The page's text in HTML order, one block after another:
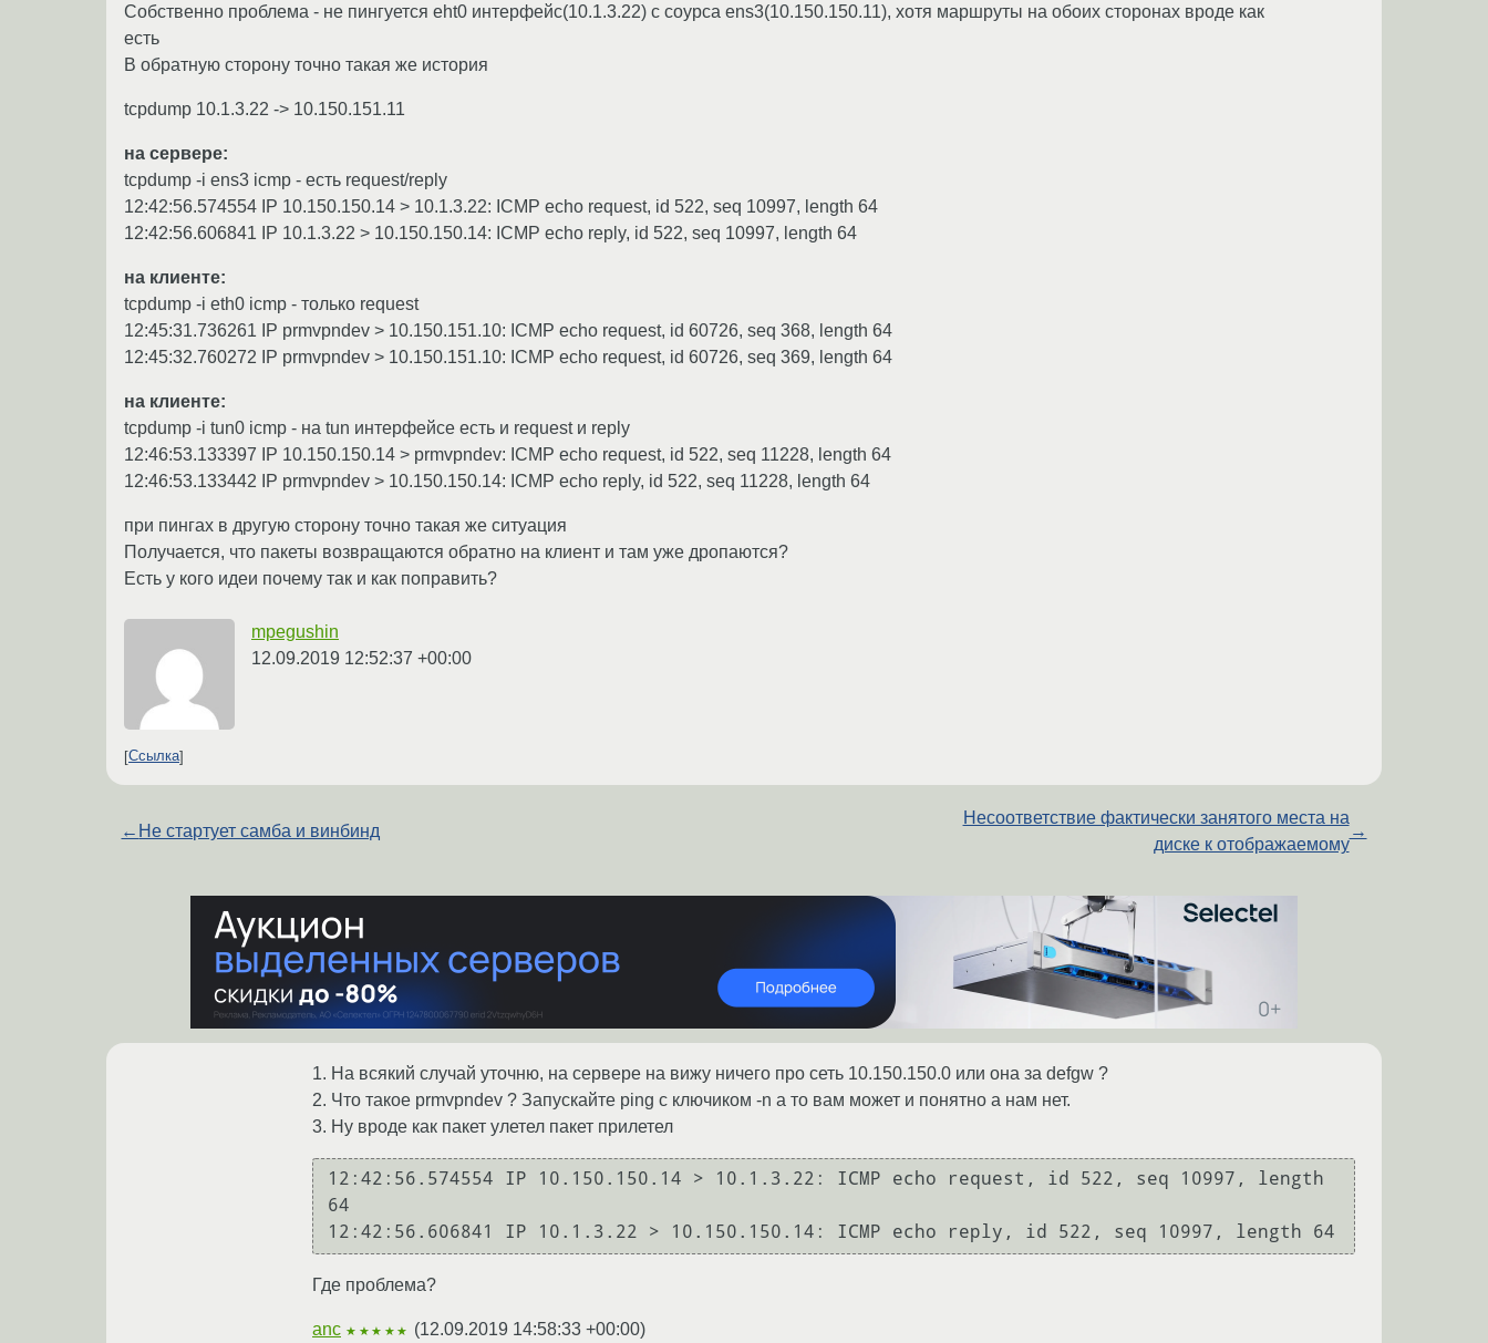
Собственно проблема - не пингуется eht0 интерфейс(10.1.3.22) с соурса ens3(10.150.150.11), хотя маршруты на обоих сторонах вроде как
есть
В обратную сторону точно такая же история
tcpdump 10.1.3.22 -> 10.150.151.11
на сервере:
tcpdump -i ens3 icmp - есть request/reply
12:42:56.574554 IP 10.150.150.14 > 10.1.3.22: ICMP echo request, id 522, seq 10997, length 64
12:42:56.606841 IP 10.1.3.22 > 10.150.150.14: ICMP echo reply, id 522, seq 10997, length 64
на клиенте:
tcpdump -i eth0 icmp - только request
12:45:31.736261 IP prmvpndev > 10.150.151.10: ICMP echo request, id 60726, seq 368, length 64
12:45:32.760272 IP prmvpndev > 10.150.151.10: ICMP echo request, id 60726, seq 369, length 64
на клиенте:
tcpdump -i tun0 icmp - на tun интерфейсе есть и request и reply
12:46:53.133397 IP 10.150.150.14 > prmvpndev: ICMP echo request, id 522, seq 11228, length 64
12:46:53.133442 IP prmvpndev > 10.150.150.14: ICMP echo reply, id 522, seq 11228, length 64
при пингах в другую сторону точно такая же ситуация
Получается, что пакеты возвращаются обратно на клиент и там уже дропаются?
Есть у кого идеи почему так и как поправить?
mpegushin
12.09.2019 12:52:37 +00:00
Ссылка
← Не стартует самба и винбинд
Несоответствие фактически занятого места на
диске к отображаемому
→
1. На всякий случай уточню, на сервере на вижу ничего про сеть 10.150.150.0 или она за defgw ?
2. Что такое prmvpndev ? Запускайте ping с ключиком -n а то вам может и понятно а нам нет.
3. Ну вроде как пакет улетел пакет прилетел
12:42:56.574554 IP 10.150.150.14 > 10.1.3.22: ICMP echo request, id 522, seq 10997, length
64
12:42:56.606841 IP 10.1.3.22 > 10.150.150.14: ICMP echo reply, id 522, seq 10997, length 64
Где проблема?
anc ★★★★★ (12.09.2019 14:58:33 +00:00)